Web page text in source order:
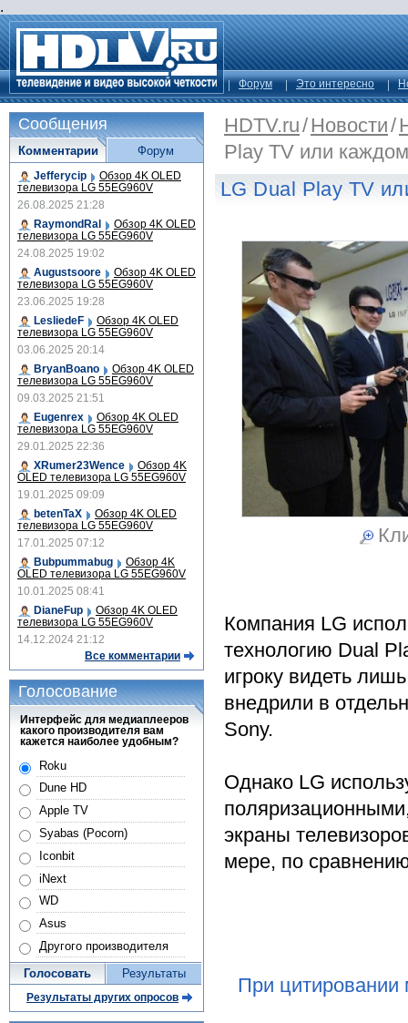
.
Форум Это интересно
HDTV.ru/Новости/
Play TV или
LG Dual Play TV
Компания LG
технологию Dual
игроку видеть
внедрили в
Sony.
Однако LG
экраны
мере, по
При цитировании
Сообщения
Комментарии
Jefferycip Обзор 4K OLED
телевизора LG 55EG960V
26.08.2025 21:28
RaymondRal
Обзор 4K OLED
телевизора LG 55EG960V
24.08.2025 19:02
Augustsoore
Обзор 4K OLED
телевизора LG 55EG960V
23.06.2025 19:28
LesliedeF
Обзор 4K OLED
телевизора LG 55EG960V
03.06.2025 20:14
BryanBoano
Обзор 4K OLED
телевизора LG 55EG960V
09.03.2025 21:51
Eugenrex
Обзор 4K OLED
телевизора LG 55EG960V
29.01.2025 22:36
XRumer23Wence
Обзор 4K
OLED телевизора LG 55EG960V
19.01.2025 09:09
betenTaX
Обзор 4K OLED
телевизора LG 55EG960V
17.01.2025 07:12
Bubpummabug
Обзор 4K
OLED телевизора LG 55EG960V
10.01.2025 08:41
DianeFup
Обзор 4K OLED
телевизора LG 55EG960V
14.12.2024 21:12
Все комментарии
Форум
Голосование
Интерфейс для медиаплееров
какого производителя вам
кажется наиболее удобным?
Roku
Dune HD
Apple TV
Syabas (Pocorn)
Iconbit
iNext
WD
Asus
Другого производителя
Голосовать Результаты
Результаты других опросов